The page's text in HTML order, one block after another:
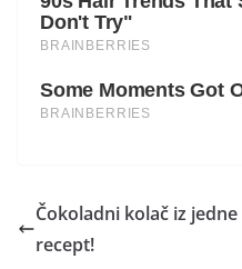
Čokoladni kolač iz
recept!